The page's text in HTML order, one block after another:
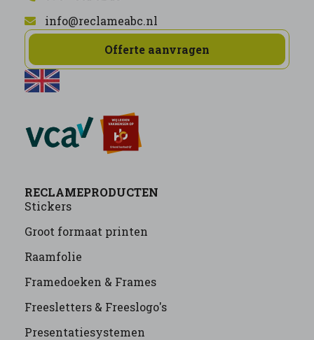
info@reclameabc.nl
Offerte aanvragen
RECLAMEPRODUCTEN
Stickers
Groot formaat printen
Raamfolie
Framedoeken & Frames
Freesletters & Freeslogo's
Presentatiesystemen